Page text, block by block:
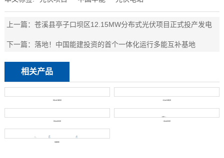
上一篇：苍溪县亭子口坝区12.15MW分布式光伏项目正式投产发电
下一篇： 落地！中国能建投资的首个一体化运行多能互补基地
相关产品
旁路馈线柜